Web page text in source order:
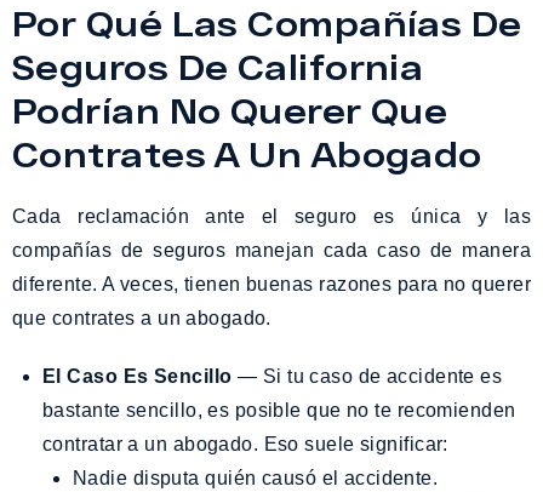
Por Qué Las Compañías De
Seguros De California
Podrían No Querer Que
Contrates A Un Abogado
Cada reclamación ante el seguro es única y las
compañías de seguros manejan cada caso de manera
diferente. A veces, tienen buenas razones para no querer
que contrates a un abogado.
El Caso Es Sencillo — Si tu caso de accidente es
bastante sencillo, es posible que no te recomienden
contratar a un abogado. Eso suele significar:
Nadie disputa quién causó el accidente.